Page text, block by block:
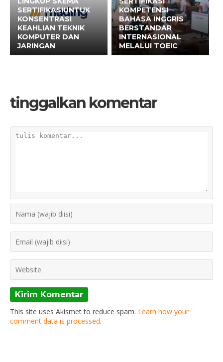
SERTIFIKASIUNTUK
KONSENTRASI
KEAHLIAN TEKNIK
KOMPUTER DAN
JARINGAN
KOMPETENSI
BAHASA INGGRIS
BERSTANDAR
INTERNASIONAL
MELALUI TOEIC
tinggalkan komentar
This site uses Akismet to reduce spam. Learn how your
comment data is processed.